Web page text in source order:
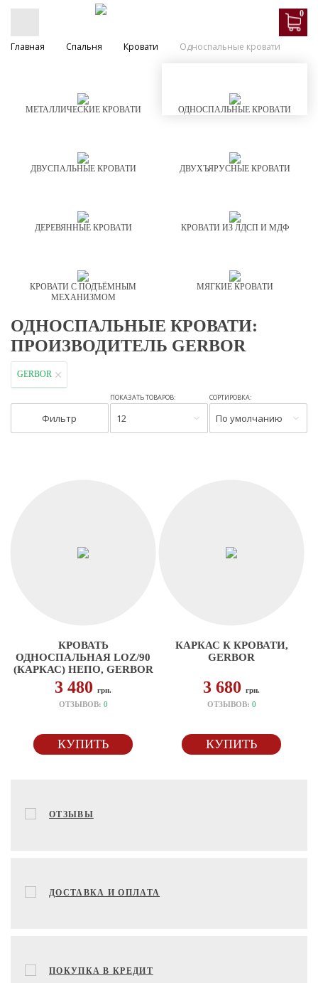
0
Главная Спальня Кровати Односпальные кровати
МЕТАЛЛИЧЕСКИЕ КРОВАТИ ОДНОСПАЛЬНЫЕ КРОВАТИ
ДВУСПАЛЬНЫЕ КРОВАТИ ДВУХЪЯРУСНЫЕ КРОВАТИ
ДЕРЕВЯННЫЕ КРОВАТИ КРОВАТИ ИЗ ЛДСП И МДФ
КРОВАТИ С ПОДЪЁМНЫМ
МЕХАНИЗМОМ
МЯГКИЕ КРОВАТИ
ОДНОСПАЛЬНЫЕ КРОВАТИ:
ПРОИЗВОДИТЕЛЬ GERBOR
GERBOR
Фильтр
ПОКАЗАТЬ ТОВАРОВ:
12
СОРТИРОВКА:
По умолчанию
КРОВАТЬ
ОДНОСПАЛЬНАЯ LOZ/90
(КАРКАС) НЕПО, GERBOR
3 480грн.
ОТЗЫВОВ: 0
КУПИТЬ
КАРКАС К КРОВАТИ,
GERBOR
3 680грн.
ОТЗЫВОВ: 0
КУПИТЬ
ОТЗЫВЫ
ДОСТАВКА И ОПЛАТА
ПОКУПКА В КРЕДИТ